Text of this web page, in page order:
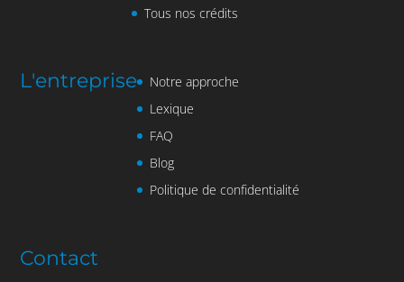
Tous nos crédits
L'entreprise
Notre approche
Lexique
FAQ
Blog
Politique de confidentialité
Contact